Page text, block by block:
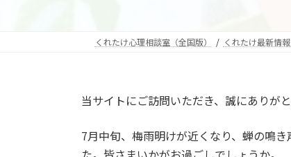
くれたけ心理相談室（全国版） くれたけ最新情報
当サイトにご訪問いただき、誠にありがと
7月中旬、梅雨明けが近くなり、蝉の鳴